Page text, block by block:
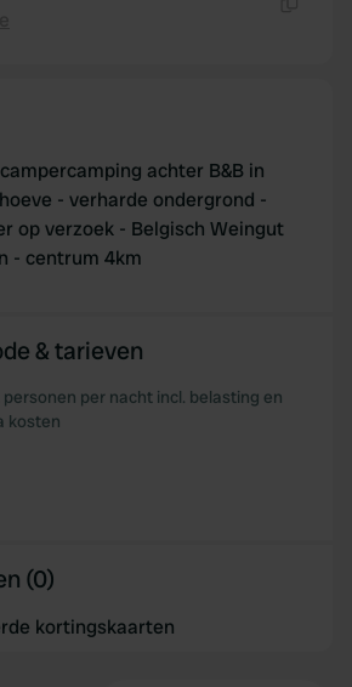
achter B&B in
- verharde ondergrond -
op verzoek - Belgisch Weingut
- centrum 4km
& tarieven
per nacht incl. belasting en
kosten
(0)
kortingskaarten